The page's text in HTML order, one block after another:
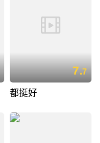
7.7
都挺好